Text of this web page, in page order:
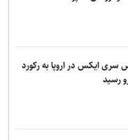
را رد کرد: آمریکا به این
ایکس در اروپا به رکورد